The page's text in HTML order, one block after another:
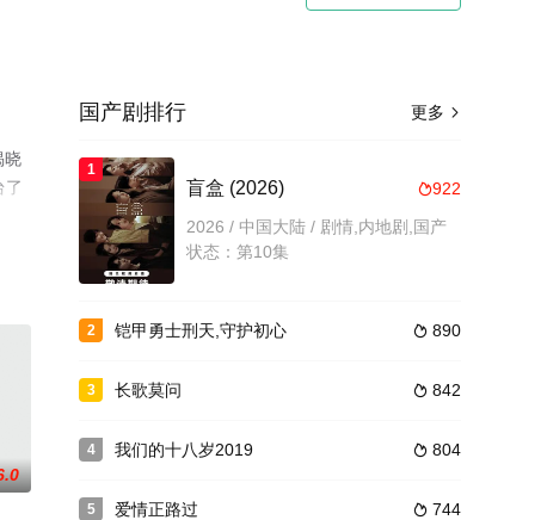
晓
了
更多 
国产剧排行
1
922
盲盒 (2026)
2026 / 中国大陆 / 剧情,内地剧,国产
状态：第10集
2  890
铠甲勇士刑天,守护初心
3  842
长歌莫问
4  804
我们的十八岁2019
5  744
爱情正路过